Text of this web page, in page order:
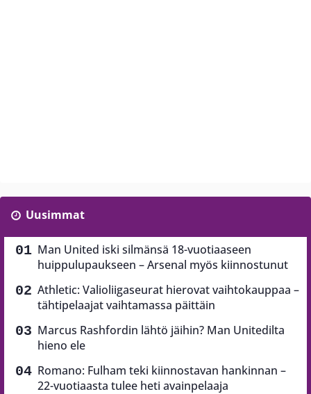
Uusimmat
Man United iski silmänsä 18-vuotiaaseen
huippulupaukseen – Arsenal myös kiinnostunut
Athletic: Valioliigaseurat hierovat vaihtokauppaa –
tähtipelaajat vaihtamassa päittäin
Marcus Rashfordin lähtö jäihin? Man Unitedilta
hieno ele
Romano: Fulham teki kiinnostavan hankinnan –
22-vuotiaasta tulee heti avainpelaaja